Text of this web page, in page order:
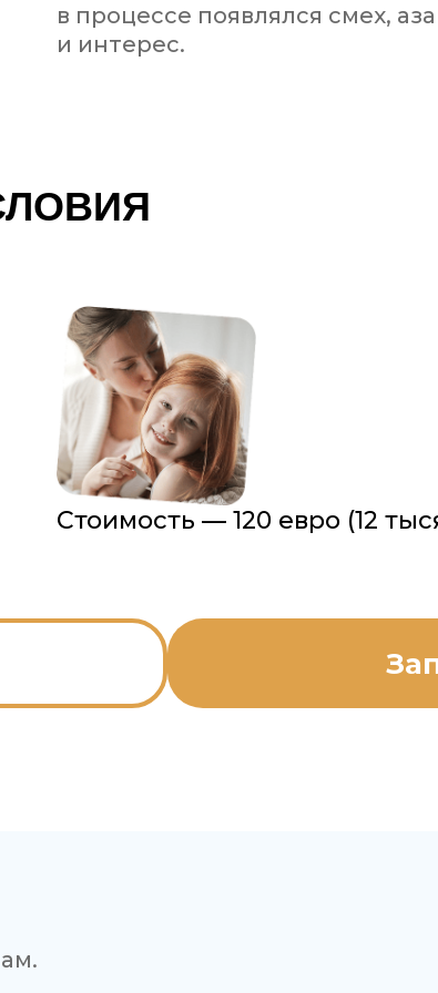
в процессе появлялся смех,
и интерес.
Стоимость — 120 евро (12